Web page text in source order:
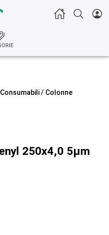
/ Colonne
250x4,0 5µm